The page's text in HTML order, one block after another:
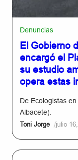
Denuncias
El Gobierno
encargó el
su estudio
opera estas
De Ecologistas
Albacete).
Toni Jorge /julio